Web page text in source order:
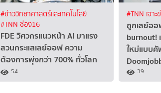
#ข่าววิทยาศาสตร์และเทคโนโลยี
#TNN ช่อง16
FDE วิศวกรแนวหน้า AI มาแรง
สวนกระแสเลย์ออฟ ความ
ต้องการพุ่งกว่า 700% ทั่วโลก
54
#TNN เจาะ
ถูกเลย์ออ
burnout!
ใหม่แบบศั
39